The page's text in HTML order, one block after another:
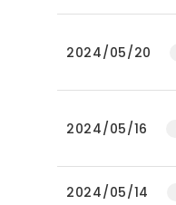
2024/05/20
2024/05/16
2024/05/14